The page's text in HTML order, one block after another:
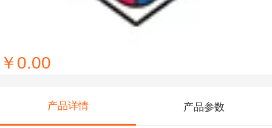
￥0.00
产品详情 产品参数